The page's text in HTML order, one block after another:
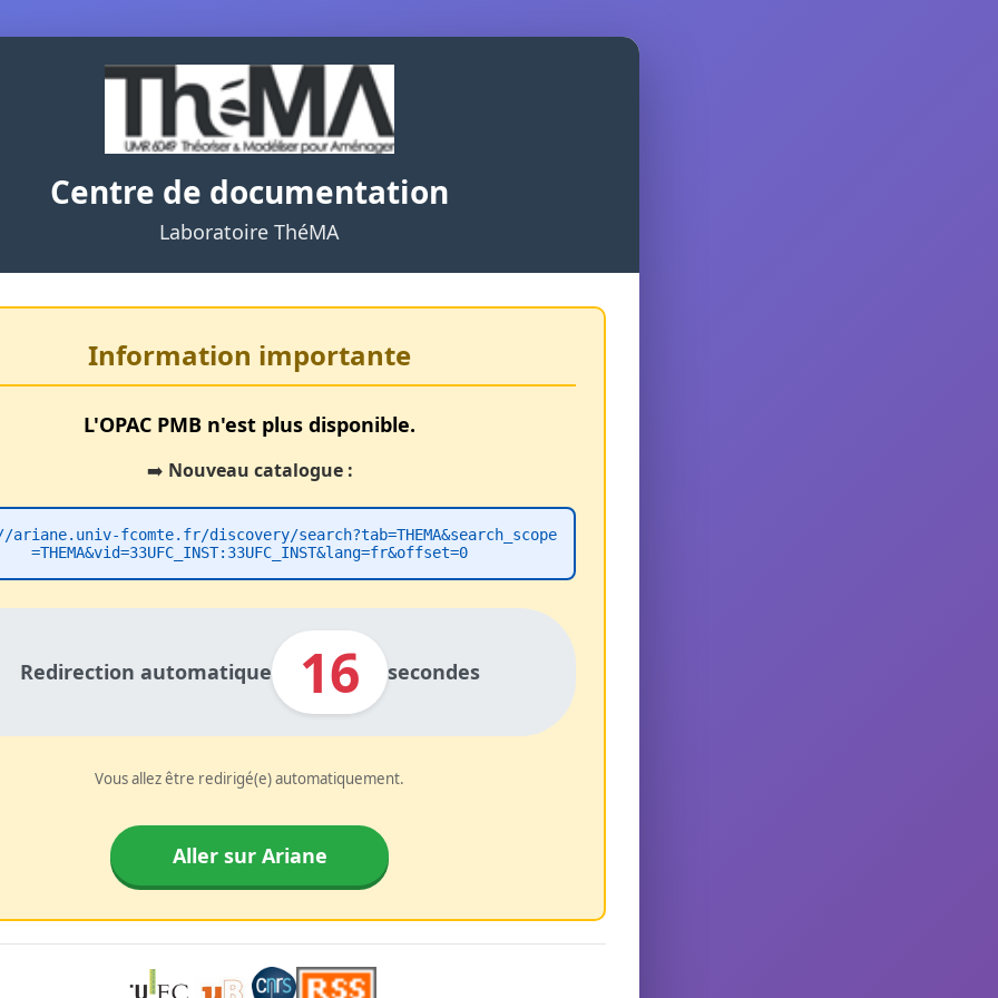
Centre de documentation
Laboratoire ThéMA
Information importante
L'OPAC PMB n'est plus disponible.
➡️ Nouveau catalogue :
fcomte.fr/discovery/search?tab=THEMA&search_scope
=THEMA&vid=33UFC_INST:33UFC_INST&lang=fr&offset=0
Redirection automatique 16 secondes
Vous allez être redirigé(e) automatiquement.
Aller sur Ariane